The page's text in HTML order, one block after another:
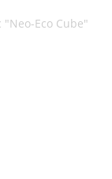
Eco Cube"